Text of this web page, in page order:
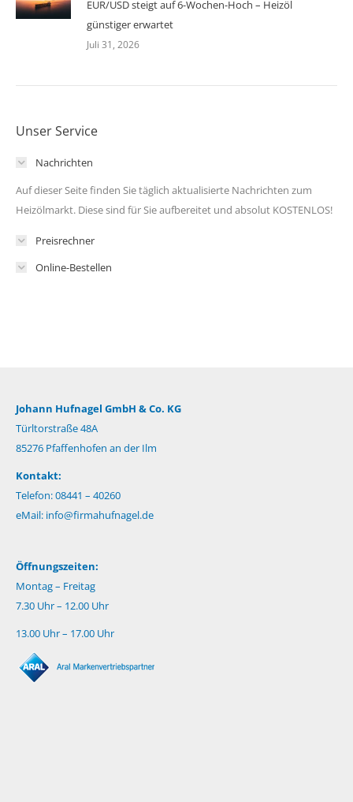
EUR/USD steigt auf 6-Wochen-Hoch – Heizöl
günstiger erwartet
Juli 31, 2026
Unser Service
Nachrichten
Auf dieser Seite finden Sie täglich aktualisierte Nachrichten zum
Heizölmarkt. Diese sind für Sie aufbereitet und absolut KOSTENLOS!
Preisrechner
Online-Bestellen
Johann Hufnagel GmbH & Co. KG
Türltorstraße 48A
85276 Pfaffenhofen an der Ilm
Kontakt:
Telefon: 08441 – 40260
eMail: info@firmahufnagel.de
Öffnungszeiten:
Montag – Freitag
7.30 Uhr – 12.00 Uhr
13.00 Uhr – 17.00 Uhr